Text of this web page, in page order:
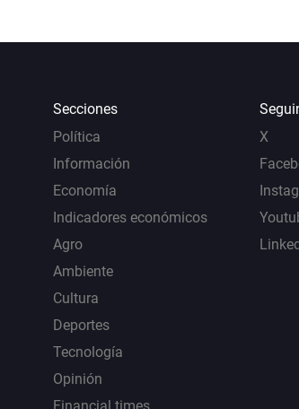
Secciones
Política
Información
Economía
Indicadores económicos
Agro
Ambiente
Cultura
Deportes
Tecnología
Opinión
Financial times
X